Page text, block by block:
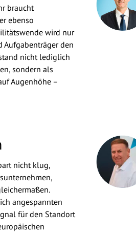
braucht
ebenso
wird nur
den
nicht lediglich
sondern als
Augenhöhe –
nicht klug,
angespannten
für den Standort